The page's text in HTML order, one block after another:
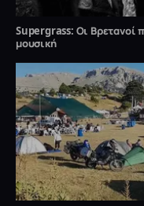
Supergrass: Οι Βρετανοί
μουσική